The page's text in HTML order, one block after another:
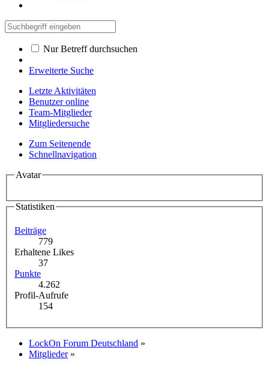
Nur Betreff durchsuchen
Erweiterte Suche
Letzte Aktivitäten
Benutzer online
Team-Mitglieder
Mitgliedersuche
Zum Seitenende
Schnellnavigation
Avatar
Statistiken
Beiträge
779
Erhaltene Likes
37
Punkte
4.262
Profil-Aufrufe
154
LockOn Forum Deutschland »
Mitglieder »